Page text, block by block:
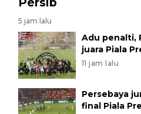
5 jam lalu
Adu penalti,
juara Piala
11 jam lalu
Persebaya
final Piala